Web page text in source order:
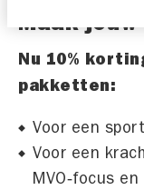
Maak
Nu 10%
pakketten:
Voor een
Voor een
MVO‑focus